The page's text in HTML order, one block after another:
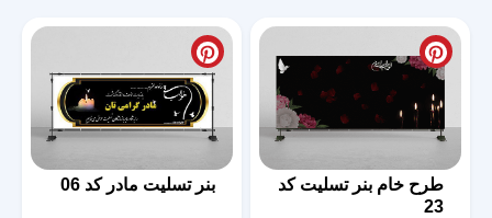
طرح خام بنر تسلیت کد
23
بنر تسلیت مادر کد 06